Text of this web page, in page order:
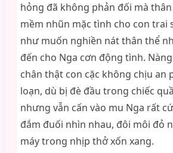
hỏng đã không phản đối mà
mềm nhũn mặc tình cho con trai
như muốn nghiền nát thân thể
đến cho Nga cơn động tình.
chân thật con cặc không chịu an
loạn, dù bị đè đầu trong chiếc
nhưng vẫn cấn vào mu Nga rất
đắm đuối nhìn nhau, đôi môi đỏ
máy trong nhịp thở xốn xang.